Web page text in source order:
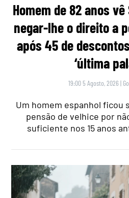
Homem de 82 anos
negar-lhe o direito a
após 45 de
‘última
19:00 5 Agosto, 2026 |
Um homem espanhol ficou
pensão de velhice por
suficiente nos 15 anos